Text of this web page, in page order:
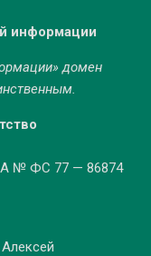
информации
домен
№ ФС 77 — 86874